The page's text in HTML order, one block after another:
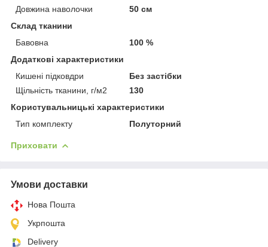
Довжина наволочки
50 см
Склад тканини
Бавовна
100 %
Додаткові характеристики
Кишені підковдри
Без застібки
Щільність тканини, г/м2
130
Користувальницькі характеристики
Тип комплекту
Полуторний
Приховати
Умови доставки
Нова Пошта
Укрпошта
Delivery